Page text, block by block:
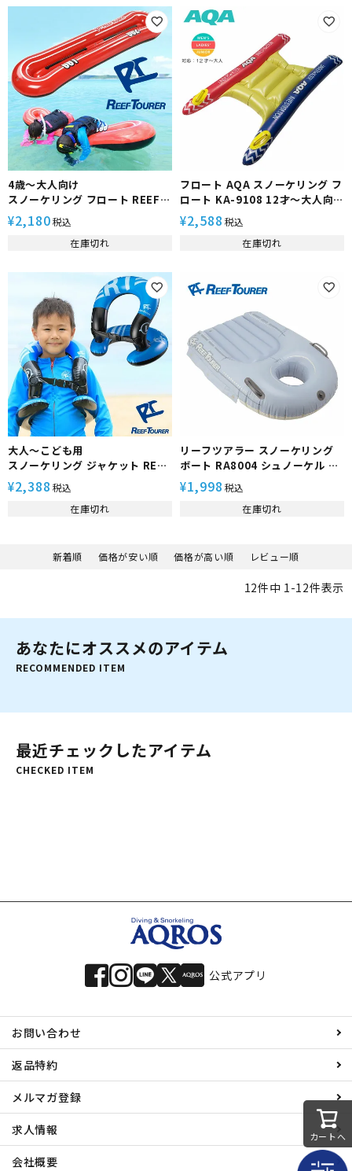
ャー AQA 海遊び 川遊び 手動 エ
アーポンプ付き 4歳 12歳 浮き輪
フロート
4歳～大人向け
スノーケリング フロート REEF
TOURER/リーフツアラー
RA0505 スノーケリング チュー
ブ|シュノーケリング 浮き具 水中
¥2,180税込
在庫切れ
フロート AQA スノーケリング フ
ロート KA-9108 12才～大人向け
浮き輪
¥2,588 税込
在庫切れ
大人～こども用
スノーケリング ジャケット REEF
TOURER/リーフツアラー
RA0511 スノーケル シュノーケ
ル シュノーケリング 大人用 浮き
¥2,388 税込
在庫切れ
リーフツアラー スノーケリング
ボート RA8004 シュノーケル シ
ュノーケリング
¥1,998 税込
在庫切れ
新着順 価格が安い順 価格が高い順 レビュー順
12件中 1-12件表示
あなたにオススメのアイテム
RECOMMENDED ITEM
最近チェックしたアイテム
CHECKED ITEM
カートへ
公式アプリ
お問い合わせ
返品特約
メルマガ登録
求人情報
会社概要